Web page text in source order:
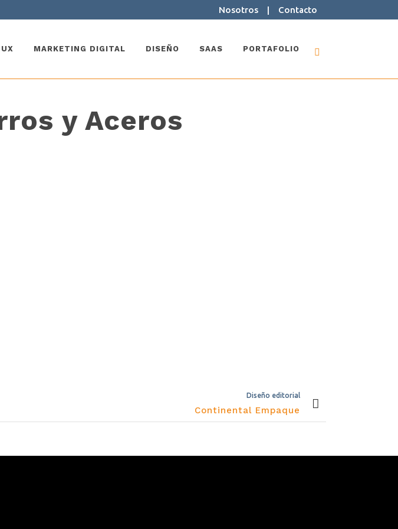
Nosotros | Contacto
MARKETING DIGITAL DISEÑO SAAS PORTAFOLIO
y Aceros
Diseño editorial
Continental Empaque